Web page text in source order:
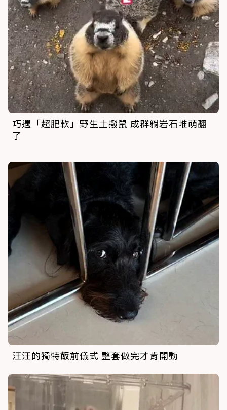
巧遇「超肥軟」野生土撥鼠 成群躺岩石堆萌翻
了
汪汪的獨特飯前儀式 整套做完才肯開動